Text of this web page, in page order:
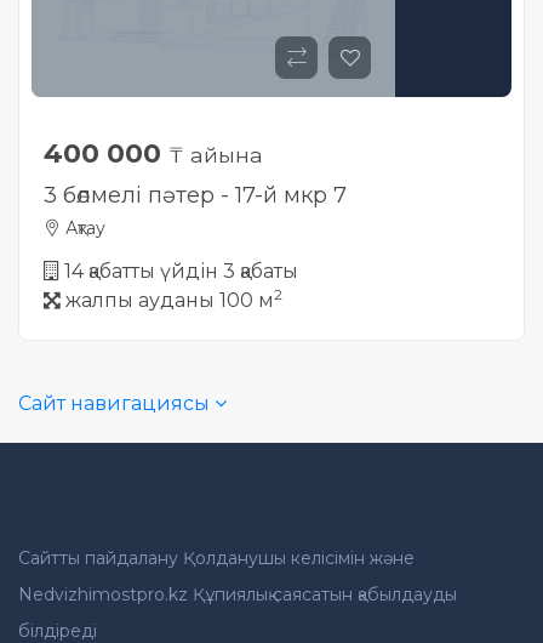
400 000 ₸ айына
3 бөлмелі пәтер - 17-й мкр 7
Ақтау
14 қабатты үйдін 3 қабаты
жалпы ауданы 100 м2
Сайт навигациясы
Сайтты пайдалану Қолданушы келісімін және
Nedvizhimostpro.kz Құпиялық саясатын қабылдауды
білдіреді